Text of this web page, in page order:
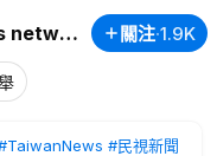
民視新聞網 Formosa TV News network
關注·1.9K
#民視新聞